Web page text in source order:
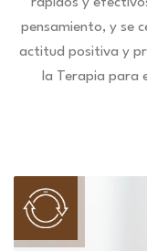
pensamiento, y se
actitud positiva y
la Terapia para